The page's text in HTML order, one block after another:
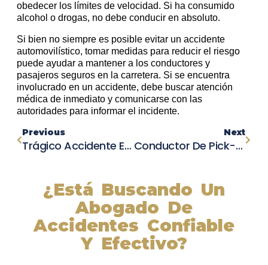
obedecer los límites de velocidad. Si ha consumido
alcohol o drogas, no debe conducir en absoluto.
Si bien no siempre es posible evitar un accidente
automovilístico, tomar medidas para reducir el riesgo
puede ayudar a mantener a los conductores y
pasajeros seguros en la carretera. Si se encuentra
involucrado en un accidente, debe buscar atención
médica de inmediato y comunicarse con las
autoridades para informar el incidente.
Previous
Trágico Accidente En San Marcos: Peatón Muere Al Ser Golpeado Por Camión De Reciclaje
Next
Conductor De Pick-Up Resulta Herido En Choque Con Tren Ligero En Rancho Cordova
¿Está Buscando Un
Abogado De
Accidentes Confiable
Y Efectivo?